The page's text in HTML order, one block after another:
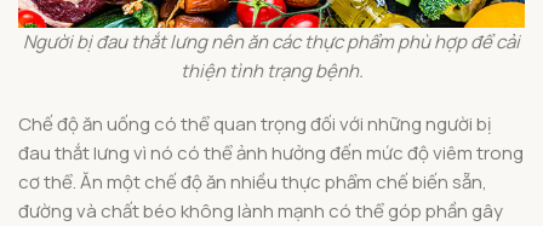
Người bị đau thắt lưng nên ăn các thực phẩm phù hợp để cải
thiện tình trạng bệnh.
Chế độ ăn uống có thể quan trọng đối với những người bị
đau thắt lưng vì nó có thể ảnh hưởng đến mức độ viêm trong
cơ thể. Ăn một chế độ ăn nhiều thực phẩm chế biến sẵn,
đường và chất béo không lành mạnh có thể góp phần gây